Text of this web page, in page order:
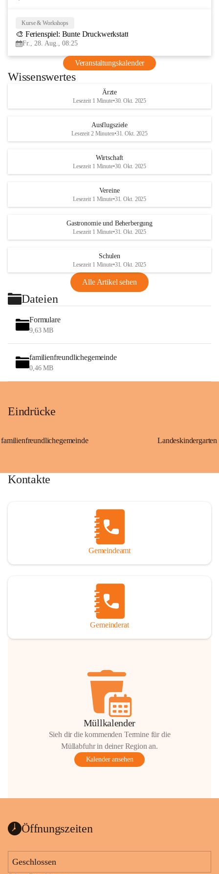
Kurse & Workshops
🎨 Ferienspiel: Bunte Druckwerkstatt
Fr., 28. Aug., 08:25
Veranstaltungskalender
Wissenswertes
Ärzte
Lesezeit 1 Minute•30. Okt. 2025
Ausflugsziele
Lesezeit 2 Minuten•31. Okt. 2025
Wirtschaft
Lesezeit 1 Minute•30. Okt. 2025
Vereine
Lesezeit 1 Minute•31. Okt. 2025
Gastronomie und Beherbergung
Lesezeit 1 Minute•31. Okt. 2025
Schulen
Lesezeit 1 Minute•31. Okt. 2025
Alle Artikel sehen
Dateien
Formulare
9,63 MB
familienfreundlichegemeinde
0,46 MB
Eindrücke
familienfreundlichegemeinde
Kontakte
Gemeindeamt
Gemeinderat
Müllkalender
Sieh dir die kommenden Termine für die
Müllabfuhr in deiner Region an.
Kalender ansehen
Öffnungszeiten
Geschlossen